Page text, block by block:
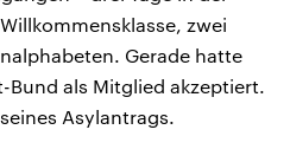
zwei
Gerade hatte
Bund als Mitglied akzeptiert.
Asylantrags.